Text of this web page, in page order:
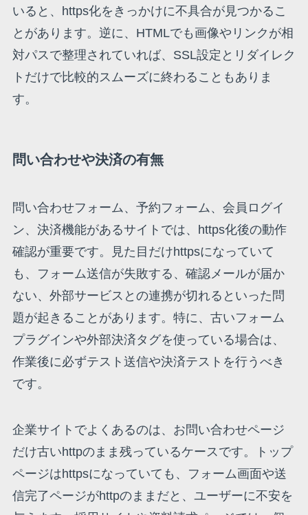
いると、https化をきっかけに不具合が見つかるこ
とがあります。逆に、HTMLでも画像やリンクが相
対パスで整理されていれば、SSL設定とリダイレク
トだけで比較的スムーズに終わることもありま
す。
問い合わせや決済の有無
問い合わせフォーム、予約フォーム、会員ログイ
ン、決済機能があるサイトでは、https化後の動作
確認が重要です。見た目だけhttpsになっていて
も、フォーム送信が失敗する、確認メールが届か
ない、外部サービスとの連携が切れるといった問
題が起きることがあります。特に、古いフォーム
プラグインや外部決済タグを使っている場合は、
作業後に必ずテスト送信や決済テストを行うべき
です。
企業サイトでよくあるのは、お問い合わせページ
だけ古いhttpのまま残っているケースです。トップ
ページはhttpsになっていても、フォーム画面や送
信完了ページがhttpのままだと、ユーザーに不安を